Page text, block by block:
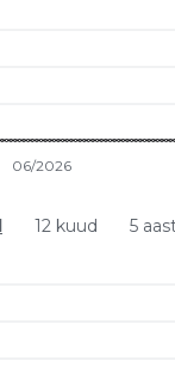
12 kuud 5